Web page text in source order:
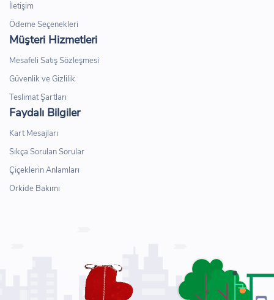
İletişim
Ödeme Seçenekleri
Müşteri Hizmetleri
Mesafeli Satış Sözleşmesi
Güvenlik ve Gizlilik
Teslimat Şartları
Faydalı Bilgiler
Kart Mesajları
Sıkça Sorulan Sorular
Çiçeklerin Anlamları
Orkide Bakımı